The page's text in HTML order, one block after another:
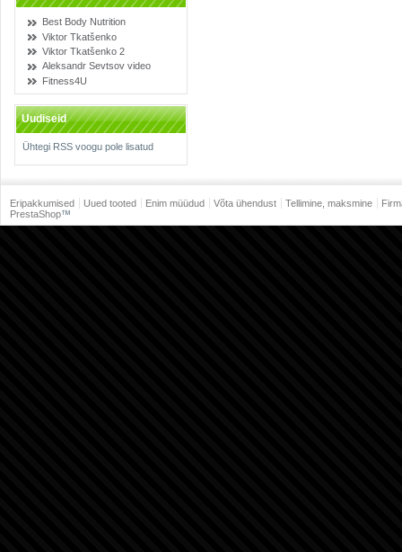
Best Body Nutrition
Viktor Tkatšenko
Viktor Tkatšenko 2
Aleksandr Sevtsov video
Fitness4U
Uudiseid
Ühtegi RSS voogu pole lisatud
Eripakkumised Uued tooted Enim müüdud Võta ühendust Tellimine, maksmine
PrestaShop™